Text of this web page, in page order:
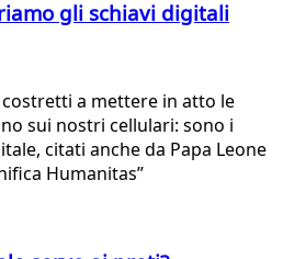
gli schiavi digitali
a mettere in atto le
sui nostri cellulari: sono i
citati anche da Papa Leone
Humanitas”